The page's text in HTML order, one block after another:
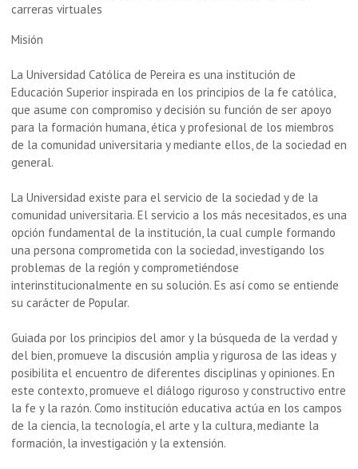
carreras virtuales
Misión
La Universidad Católica de Pereira es una institución de
Educación Superior inspirada en los principios de la fe católica,
que asume con compromiso y decisión su función de ser apoyo
para la formación humana, ética y profesional de los miembros
de la comunidad universitaria y mediante ellos, de la sociedad en
general.
La Universidad existe para el servicio de la sociedad y de la
comunidad universitaria. El servicio a los más necesitados, es una
opción fundamental de la institución, la cual cumple formando
una persona comprometida con la sociedad, investigando los
problemas de la región y comprometiéndose
interinstitucionalmente en su solución. Es así como se entiende
su carácter de Popular.
Guiada por los principios del amor y la búsqueda de la verdad y
del bien, promueve la discusión amplia y rigurosa de las ideas y
posibilita el encuentro de diferentes disciplinas y opiniones. En
este contexto, promueve el diálogo riguroso y constructivo entre
la fe y la razón. Como institución educativa actúa en los campos
de la ciencia, la tecnología, el arte y la cultura, mediante la
formación, la investigación y la extensión.